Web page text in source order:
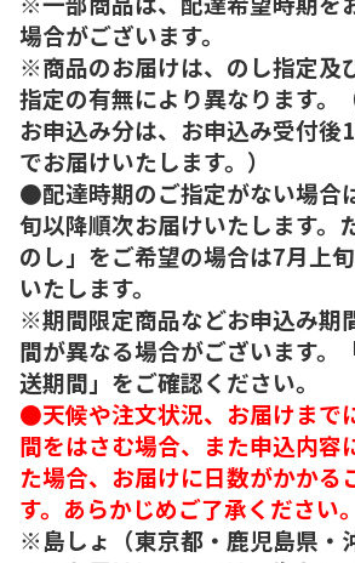
場合がございます。
※商品のお届けは、のし指定及
指定の有無により異なります。
お申込み分は、お申込み受付後
でお届けいたします。）
●配達時期のご指定がない場合
旬以降順次お届けいたします。
のし」をご希望の場合は7月上
いたします。
※期間限定商品などお申込み期
間が異なる場合がございます。
送期間」をご確認ください。
●天候や注文状況、お届けまで
間をはさむ場合、また申込内容
た場合、お届けに日数がかかる
す。あらかじめご了承ください。
※島しょ（東京都・鹿児島県・